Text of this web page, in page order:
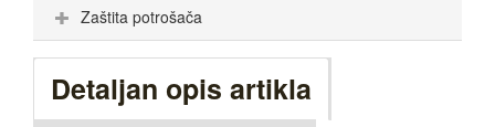
Zaštita potrošača
Detaljan opis artikla